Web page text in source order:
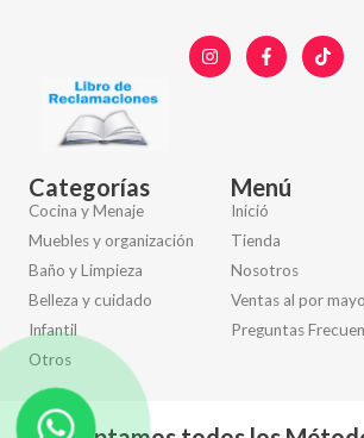
Categorías
Cocina y Menaje
Muebles y organización
Baño y Limpieza
Belleza y cuidado
Infantil
Otros
Menú
Inició
Tienda
Nosotros
Ventas al por
Preguntas